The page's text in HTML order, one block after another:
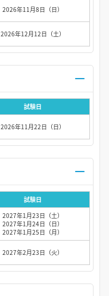
2026年11月8日（日）
2026年12月12日（土）
試験日
2026年11月22日（日）
試験日
2027年1月23日（土）
2027年1月24日（日）
2027年1月25日（月）
2027年2月23日（火）